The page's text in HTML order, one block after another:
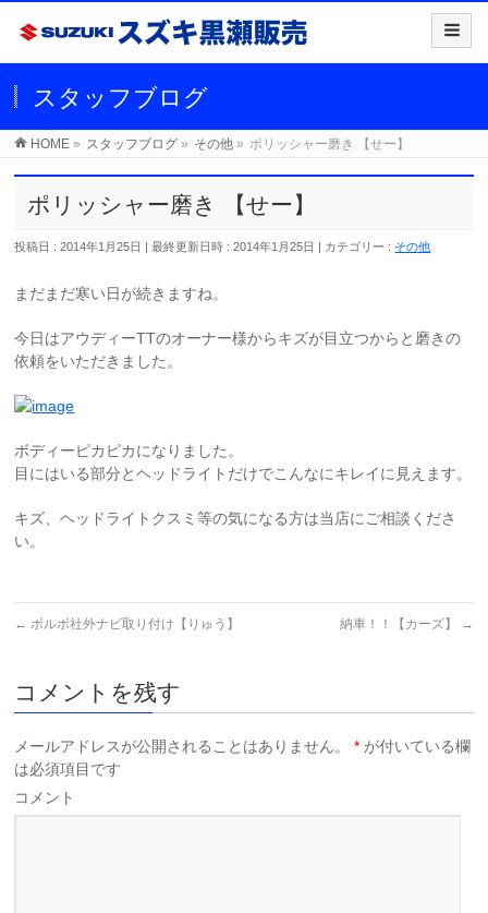
スタッフブログ
HOME » スタッフブログ » その他 » ポリッシャー磨き 【せー】
ポリッシャー磨き 【せー】
投稿日 : 2014年1月25日 最終更新日時 : 2014年1月25日 カテゴリー : その他
まだまだ寒い日が続きますね。
今日はアウディーTTのオーナー様からキズが目立つからと磨きの
依頼をいただきました。
ボディーピカピカになりました。
目にはいる部分とヘッドライトだけでこんなにキレイに見えます。
キズ、ヘッドライトクスミ等の気になる方は当店にご相談くださ
い。
← ボルボ社外ナビ取り付け【りゅう】 納車！！【カーズ】 →
コメントを残す
メールアドレスが公開されることはありません。 * が付いている欄
は必須項目です
コメント